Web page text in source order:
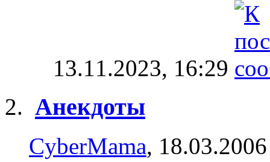
13.11.2023, 16:29
Анекдоты
CyberMama,